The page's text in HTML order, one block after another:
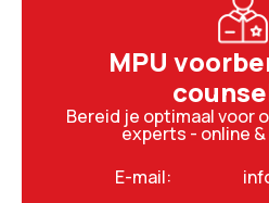
MPU
Bereid je optimaal voor
experts - online
E-mail: